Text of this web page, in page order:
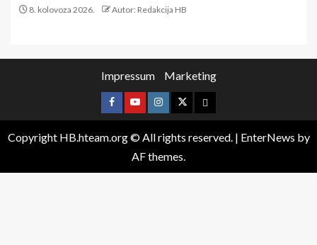
8. kolovoza 2026. Autor: Redakcija HB
Impressum Marketing
Copyright HB.hteam.org © All rights reserved. | EnterNews by
AF themes.